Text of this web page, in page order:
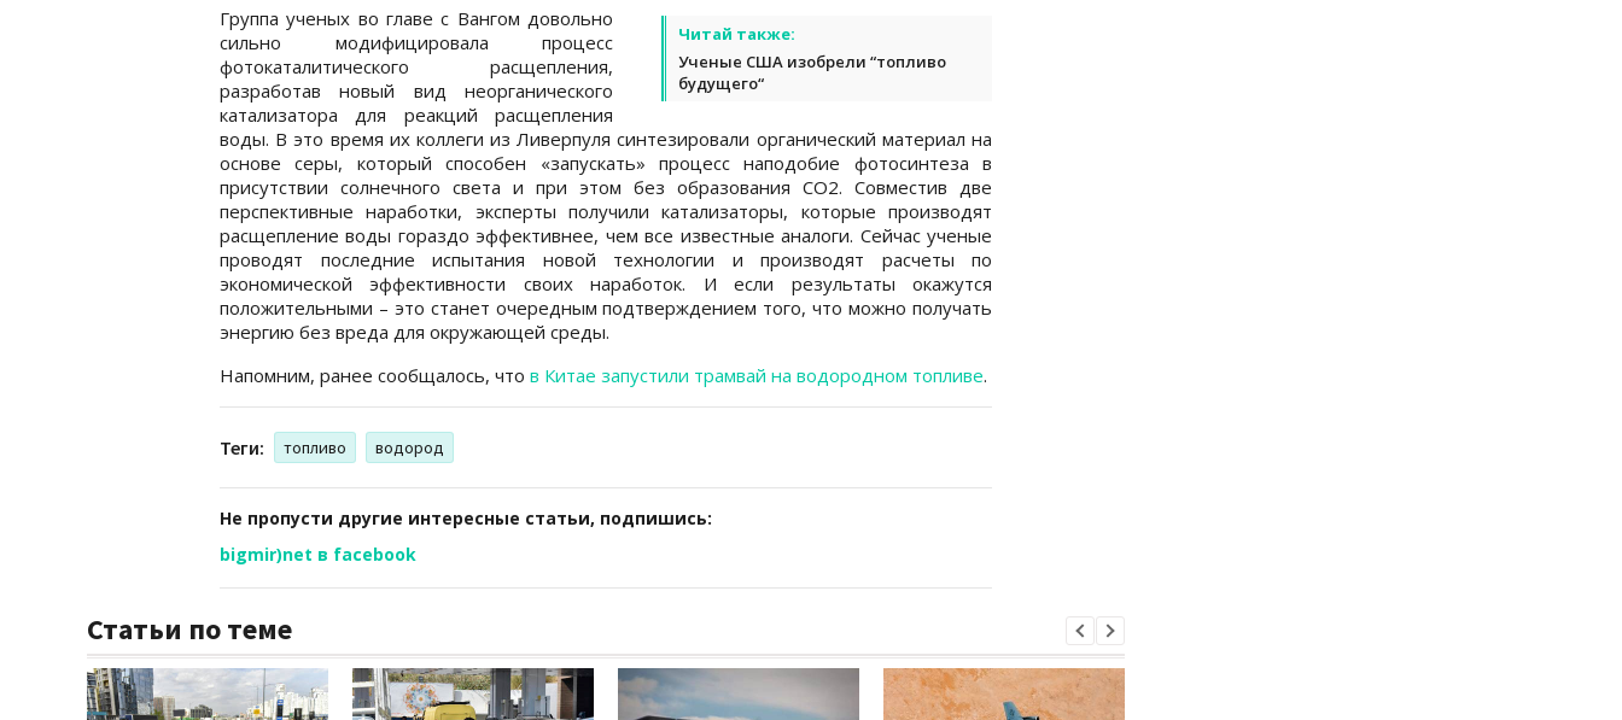
Читай также:
Ученые США изобрели “топливо
будущего“
Группа ученых во главе с Вангом довольно
сильно модифицировала процесс
фотокаталитического расщепления,
разработав новый вид неорганического
катализатора для реакций расщепления
воды. В это время их коллеги из Ливерпуля синтезировали органический материал на
основе серы, который способен «запускать» процесс наподобие фотосинтеза в
присутствии солнечного света и при этом без образования СО2. Совместив две
перспективные наработки, эксперты получили катализаторы, которые производят
расщепление воды гораздо эффективнее, чем все известные аналоги. Сейчас ученые
проводят последние испытания новой технологии и производят расчеты по
экономической эффективности своих наработок. И если результаты окажутся
положительными – это станет очередным подтверждением того, что можно получать
энергию без вреда для окружающей среды.
Напомним, ранее сообщалось, что в Китае запустили трамвай на водородном топливе.
Теги: топливо водород
Не пропусти другие интересные статьи, подпишись:
bigmir)net в facebook
Статьи по теме